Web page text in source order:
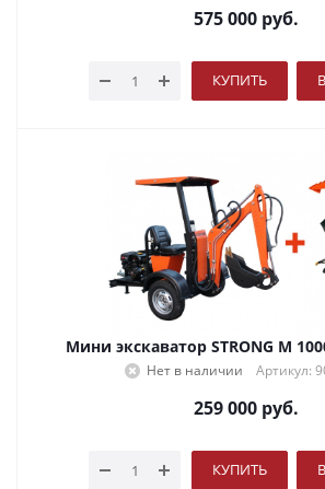
575 000 руб.
КУПИТЬ
Мини экскаватор STRONG M
Нет в наличии Артикул:
259 000 руб.
КУПИТЬ